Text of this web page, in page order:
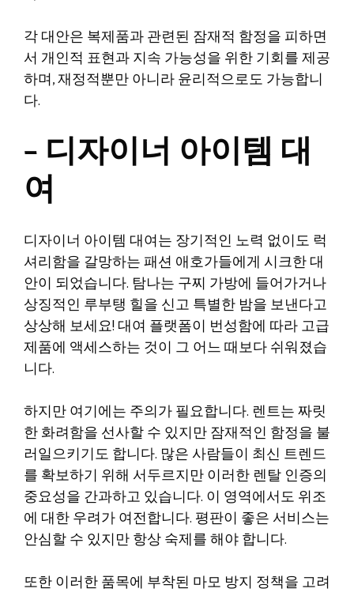
각 대안은 복제품과 관련된 잠재적 함정을 피하면
서 개인적 표현과 지속 가능성을 위한 기회를 제공
하며, 재정적뿐만 아니라 윤리적으로도 가능합니
다.
– 디자이너 아이템 대
여
디자이너 아이템 대여는 장기적인 노력 없이도 럭
셔리함을 갈망하는 패션 애호가들에게 시크한 대
안이 되었습니다. 탐나는 구찌 가방에 들어가거나
상징적인 루부탱 힐을 신고 특별한 밤을 보낸다고
상상해 보세요! 대여 플랫폼이 번성함에 따라 고급
제품에 액세스하는 것이 그 어느 때보다 쉬워졌습
니다.
하지만 여기에는 주의가 필요합니다. 렌트는 짜릿
한 화려함을 선사할 수 있지만 잠재적인 함정을 불
러일으키기도 합니다. 많은 사람들이 최신 트렌드
를 확보하기 위해 서두르지만 이러한 렌탈 인증의
중요성을 간과하고 있습니다. 이 영역에서도 위조
에 대한 우려가 여전합니다. 평판이 좋은 서비스는
안심할 수 있지만 항상 숙제를 해야 합니다.
또한 이러한 품목에 부착된 마모 방지 정책을 고려